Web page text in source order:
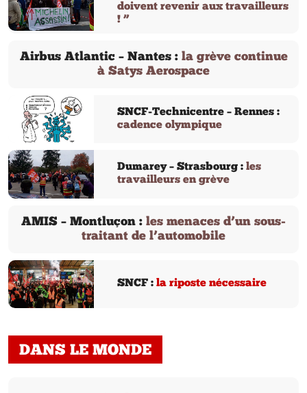
doivent revenir aux travailleurs
! ”
Airbus Atlantic – Nantes : la grève continue
à Satys Aerospace
SNCF-Technicentre – Rennes :
cadence olympique
Dumarey – Strasbourg : les
travailleurs en grève
AMIS – Montluçon : les menaces d’un sous-
traitant de l’automobile
SNCF : la riposte nécessaire
DANS LE MONDE